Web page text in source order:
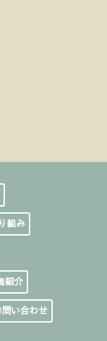
組み
紹介
問い合わせ